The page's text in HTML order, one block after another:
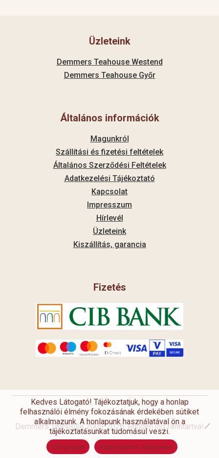
Üzleteink
Demmers Teahouse Westend
Demmers Teahouse Győr
Általános információk
Magunkról
Szállítási és fizetési feltételek
Általános Szerződési Feltételek
Adatkezelési Tájékoztató
Kapcsolat
Impresszum
Hírlevél
Üzleteink
Kiszállítás, garancia
Fizetés
Demmers Teahouse 2009-2026. Minden jog fenntartva!
Kedves Látogató! Tájékoztatjuk, hogy a honlap
felhasználói élmény fokozásának érdekében sütiket
alkalmazunk. A honlapunk használatával ön a
tájékoztatásunkat tudomásul veszi.
Elfogadom Adatvédelmi irányelvek